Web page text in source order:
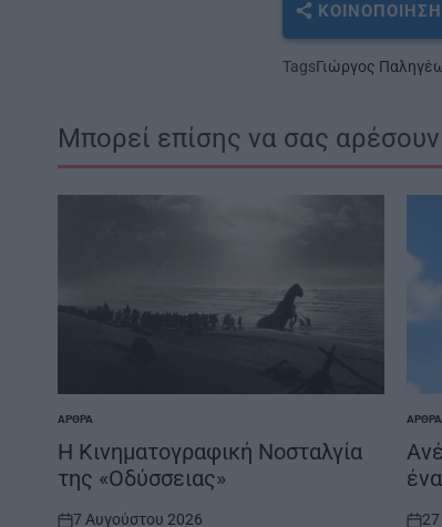
ΚΟΙΝΟΠΟΊΗΣΗ
TagsΓιώργος
Μπορεί επίσης να σας αρέσουν
POSTED
IN
ΆΡΘΡΑ
Η Κινηματογραφική Νοσταλγία
της «Οδύσσειας»
7 Αυγούστου 2026
POSTED
IN
ΆΡΘΡΑ
27